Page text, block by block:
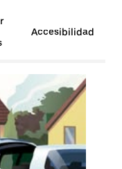
Accesibilidad